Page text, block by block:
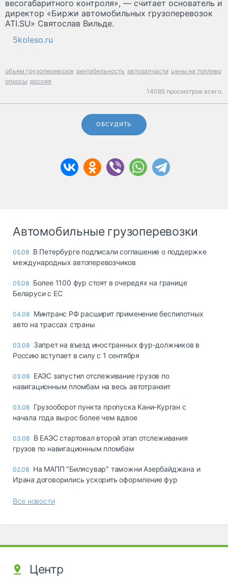
весогабаритного контроля», — считает основатель и
директор «Биржи автомобильных грузоперевозок
ATI.SU» Святослав Вильде.
5koleso.ru
объем грузоперевозок рентабельность автозапчасти цены на топливо
опросы россия
14085 просмотров всего.
ОБСУДИТЬ
Автомобильные грузоперевозки
05.08 В Петербурге подписали соглашение о поддержке
международных автоперевозчиков
05.08 Более 1100 фур стоят в очередях на границе
Беларуси с ЕС
04.08 Минтранс РФ расширит применение беспилотных
авто на трассах страны
03.08 Запрет на въезд иностранных фур-должников в
Россию вступает в силу с 1 сентября
03.08 ЕАЭС запустил отслеживание грузов по
навигационным пломбам на весь автотранзит
03.08 Грузооборот пункта пропуска Кани-Курган с
начала года вырос более чем вдвое
03.08 В ЕАЭС стартовал второй этап отслеживания
грузов по навигационным пломбам
02.08 На МАПП "Билясувар" таможни Азербайджана и
Ирана договорились ускорить оформление фур
Все новости
Центр